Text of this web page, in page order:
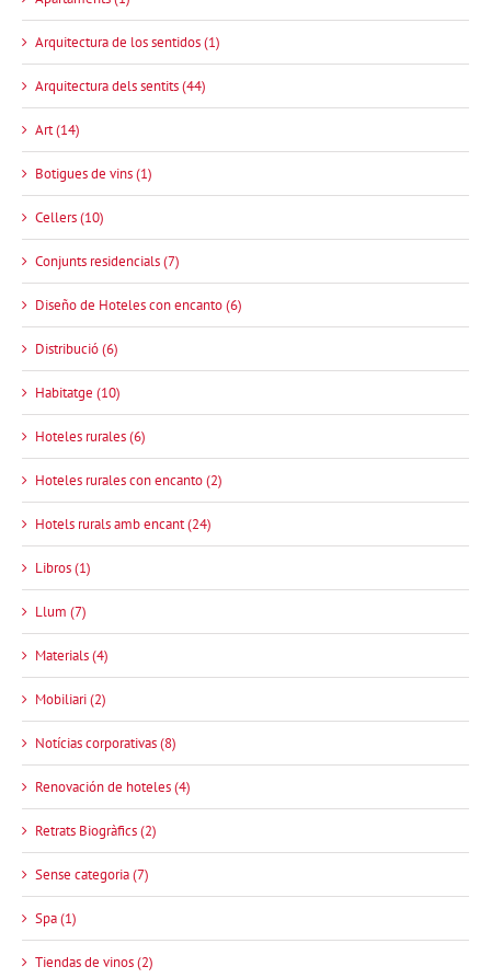
Arquitectura de los sentidos (1)
Arquitectura dels sentits (44)
Art (14)
Botigues de vins (1)
Cellers (10)
Conjunts residencials (7)
Diseño de Hoteles con encanto (6)
Distribució (6)
Habitatge (10)
Hoteles rurales (6)
Hoteles rurales con encanto (2)
Hotels rurals amb encant (24)
Libros (1)
Llum (7)
Materials (4)
Mobiliari (2)
Notícias corporativas (8)
Renovación de hoteles (4)
Retrats Biogràfics (2)
Sense categoria (7)
Spa (1)
Tiendas de vinos (2)